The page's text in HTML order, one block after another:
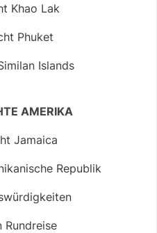
Khao Lak
Phuket
Islands
AMERIKA
Jamaica
Republik
Rundreise